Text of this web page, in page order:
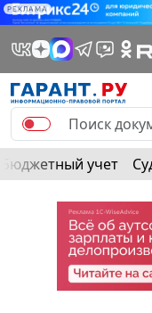
РЕКЛАМА
Бюджетный учет